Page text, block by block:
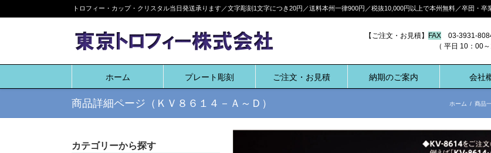
to
トロフィー・カップ・クリスタル当日発送承ります／文字彫刻1文字につき20円／送料本州一律900円／税抜10,000円以上で本州無料／卒団・
【ご注文・お見積】 FAX 03-3931-
（ 平日 10：00～18：00 土
ホーム プレート彫刻 ご注文・お見積 納期のご案内 会社
商品詳細ページ（ＫＶ８６１４－Ａ～Ｄ） ホーム / 商品
カテゴリーから探す